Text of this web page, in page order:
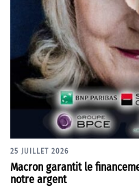
25 JUILLET 2026
Macron garantit le
notre argent